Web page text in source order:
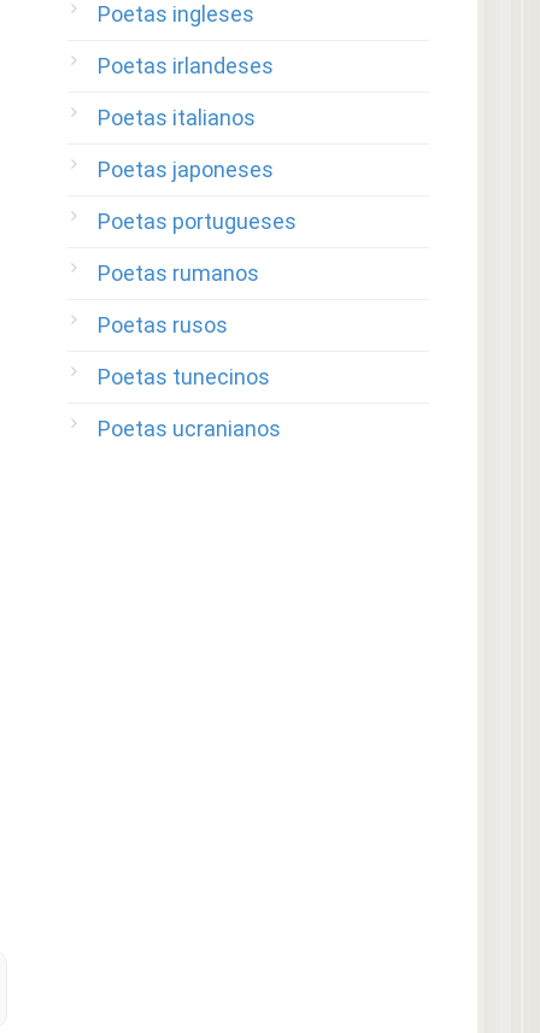
Poetas ingleses
Poetas irlandeses
Poetas italianos
Poetas japoneses
Poetas portugueses
Poetas rumanos
Poetas rusos
Poetas tunecinos
Poetas ucranianos